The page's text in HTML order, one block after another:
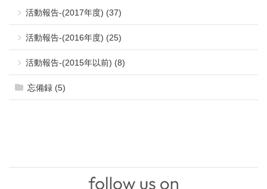
活動報告-(2017年度) (37)
活動報告-(2016年度) (25)
活動報告-(2015年以前) (8)
忘備録 (5)